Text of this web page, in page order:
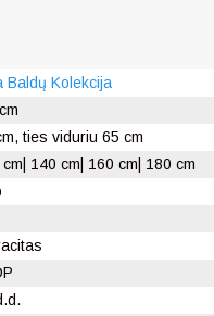
Baldų Kolekcija
ties viduriu 65 cm
140 cm| 160 cm| 180 cm